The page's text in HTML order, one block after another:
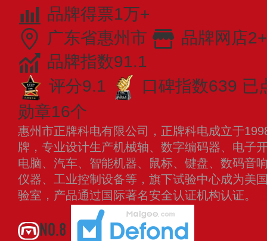
品牌得票1万+
广东省惠州市
品牌网店2+
品牌指数91.1
评分9.1
口碑指数639 已
勋章16个
惠州市正牌科电有限公司，正牌科电成立于
牌，专业设计生产机械轴、数字编码器、电子
电脑、汽车、智能机器、鼠标、键盘、数码音
仪器、工业控制设备等，旗下试验中心成为美
验室，产品通过国际著名安全认证机构认证。
NO.8